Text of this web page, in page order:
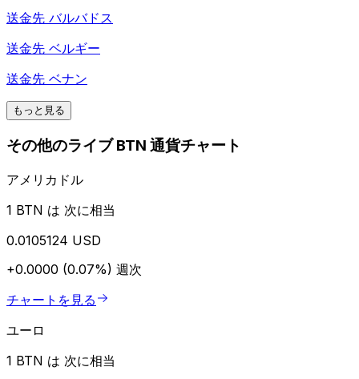
送金先 バルバドス
送金先 ベルギー
送金先 ベナン
もっと見る
その他のライブ BTN 通貨チャート
アメリカドル
1 BTN は 次に相当
0.0105124 USD
+0.0000 (0.07%) 週次
チャートを見る
ユーロ
1 BTN は 次に相当